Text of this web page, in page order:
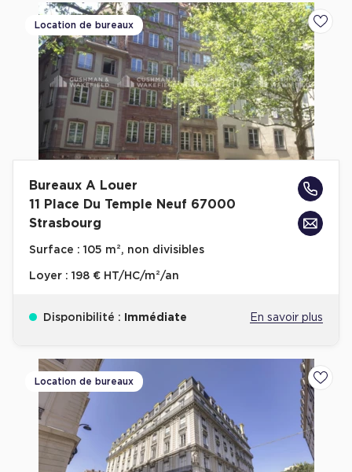
Location de bureaux
Bureaux A Louer
11 Place Du Temple Neuf 67000
Strasbourg
Surface : 105 m², non divisibles
Loyer : 198 € HT/HC/m²/an
Disponibilité : Immédiate En savoir plus
Location de bureaux